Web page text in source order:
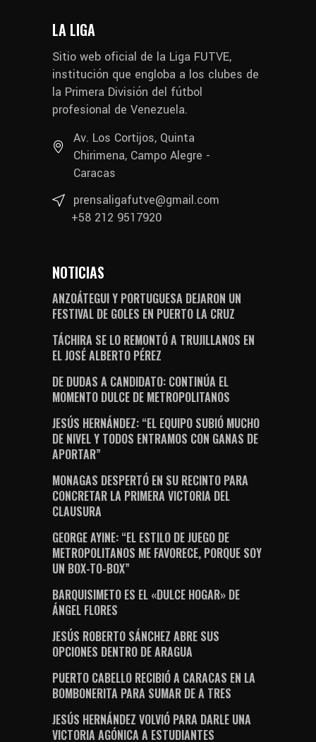
LA LIGA
Sitio web oficial de la Liga FUTVE,
institución que engloba a los clubes de
la Primera División del fútbol
profesional de Venezuela.
Av. Los Cortijos, Quinta
Chirimena, Campo Alegre -
Caracas
prensaligafutve@gmail.com
+58 212 9517920
NOTICIAS
ANZOÁTEGUI Y PORTUGUESA DEJARON UN
FESTIVAL DE GOLES EN PUERTO LA CRUZ
TÁCHIRA SE LO REMONTÓ A TRUJILLANOS EN
EL JOSÉ ALBERTO PÉREZ
DE DUDAS A CANDIDATO: CONTINÚA EL
MOMENTO DULCE DE METROPOLITANOS
JESÚS HERNÁNDEZ: “EL EQUIPO SUBIÓ MUCHO
DE NIVEL Y TODOS ENTRAMOS CON GANAS DE
APORTAR”
MONAGAS DESPERTÓ EN SU RECINTO PARA
CONCRETAR LA PRIMERA VICTORIA DEL
CLAUSURA
GEORGE AYINE: “EL ESTILO DE JUEGO DE
METROPOLITANOS ME FAVORECE, PORQUE SOY
UN BOX-TO-BOX”
BARQUISIMETO ES EL «DULCE HOGAR» DE
ÁNGEL FLORES
JESÚS ROBERTO SÁNCHEZ ABRE SUS
OPCIONES DENTRO DE ARAGUA
PUERTO CABELLO RECIBIÓ A CARACAS EN LA
BOMBONERITA PARA SUMAR DE A TRES
JESÚS HERNÁNDEZ VOLVIÓ PARA DARLE UNA
VICTORIA AGÓNICA A ESTUDIANTES